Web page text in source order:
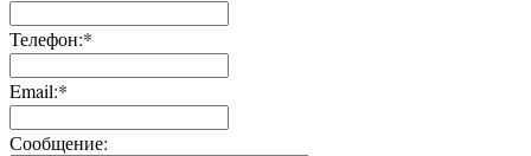
Телефон:*
Email:*
Сообщение: